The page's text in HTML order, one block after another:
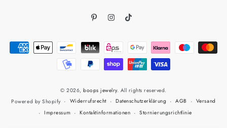
PinterestInstagramTikTok
© 2026,boops jewelry. All rights reserved.
Powered by Shopify
Widerrufsrecht Datenschutzerklärung AGB
Versand
Impressum
Kontaktinformationen Stornierungsrichtlinie
Zahlungsmöglichkeiten